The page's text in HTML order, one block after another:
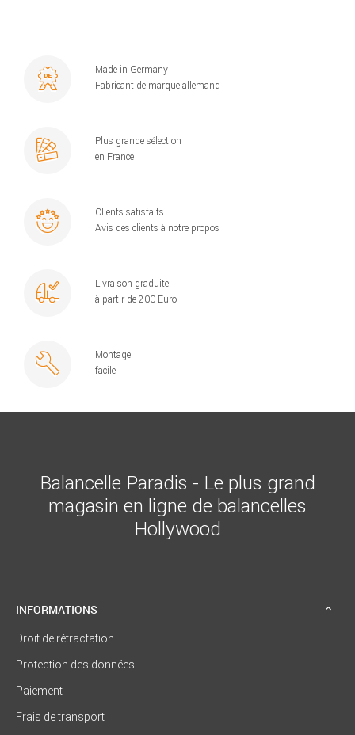
Made in Germany
Fabricant de marque allemand
Plus grande sélection
en France
Clients satisfaits
Avis des clients à notre propos
Livraison graduite
à partir de 200 Euro
Montage
facile
Balancelle Paradis - Le plus grand
magasin en ligne de balancelles
Hollywood
INFORMATIONS
Droit de rétractation
Protection des données
Paiement
Frais de transport